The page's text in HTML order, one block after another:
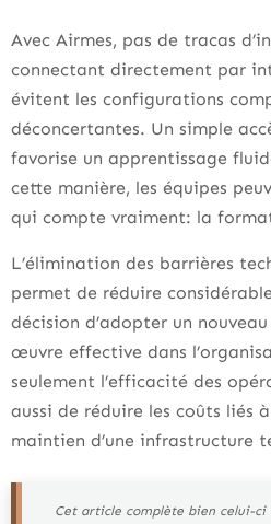
Avec Airmes, pas de tracas
connectant directement par
évitent les configurations
déconcertantes. Un simple
favorise un apprentissage
cette manière, les équipes
qui compte vraiment: la
L’élimination des barrières
permet de réduire
décision d’adopter un
œuvre effective dans
seulement l’efficacité des
aussi de réduire les coûts liés
maintien d’une infrastructure
Cet article complète bien celui-ci